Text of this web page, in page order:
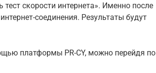
скорости интернета». Именно после
соединения. Результаты будут
платформы PR-CY, можно перейдя по